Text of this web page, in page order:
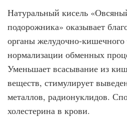
Натуральный кисель
подорожника» оказывает
органы желудочно-кишечного
нормализации обменных
Уменьшает всасывание из
веществ, стимулирует
металлов, радионуклидов.
холестерина в крови.